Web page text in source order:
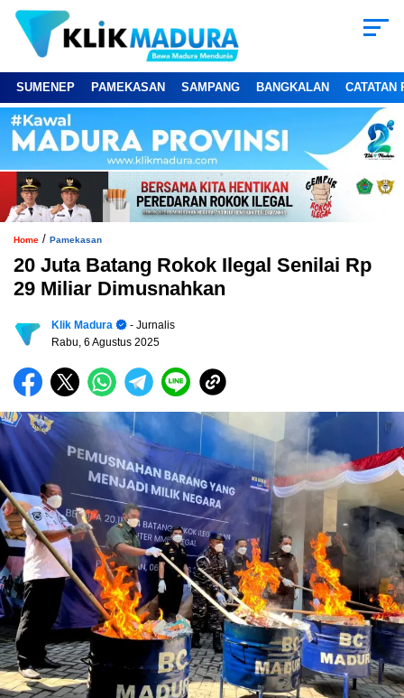
SUMENEP PAMEKASAN SAMPANG BANGKALAN CATATAN
Home / Pamekasan
20 Juta Batang Rokok Ilegal Senilai Rp
29 Miliar Dimusnahkan
Klik Madura
- Jurnalis
Rabu, 6 Agustus 2025